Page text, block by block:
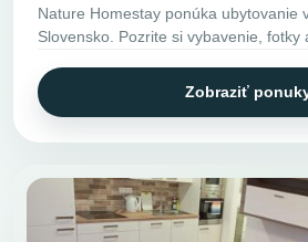
Nature Homestay ponúka ubytovanie
Slovensko. Pozrite si vybavenie, fotky
Zobraziť